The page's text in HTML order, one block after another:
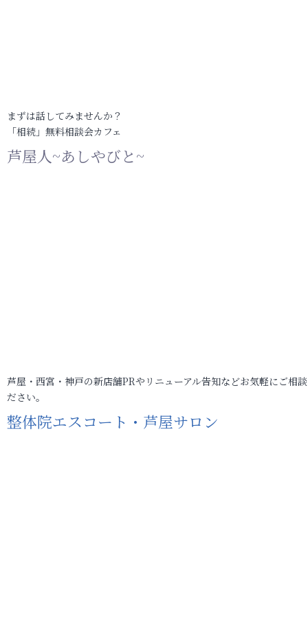
まずは話してみませんか？
「相続」無料相談会カフェ
芦屋人~あしやびと~
芦屋・西宮・神戸の新店舗PRやリニューアル告知などお気軽にご相
ださい。
整体院エスコート・芦屋サロン